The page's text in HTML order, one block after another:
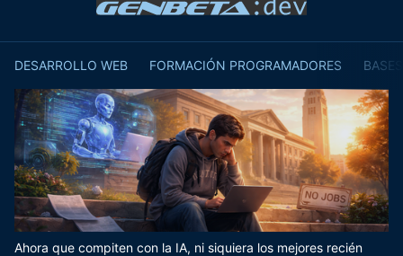
DESARROLLO WEB FORMACIÓN PROGRAMADORES
Ahora que compiten con la IA, ni siquiera los mejores recién